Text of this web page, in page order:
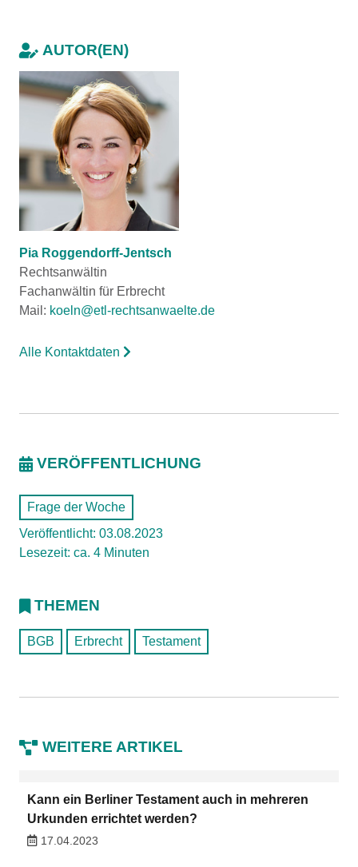
AUTOR(EN)
Pia Roggendorff-Jentsch
Rechtsanwältin
Fachanwältin für Erbrecht
Mail: koeln@etl-rechtsanwaelte.de
Alle Kontaktdaten
VERÖFFENTLICHUNG
Frage der Woche
Veröffentlicht: 03.08.2023
Lesezeit: ca. 4 Minuten
THEMEN
BGB Erbrecht Testament
WEITERE ARTIKEL
Kann ein Berliner Testament auch in mehreren
Urkunden errichtet werden?
17.04.2023